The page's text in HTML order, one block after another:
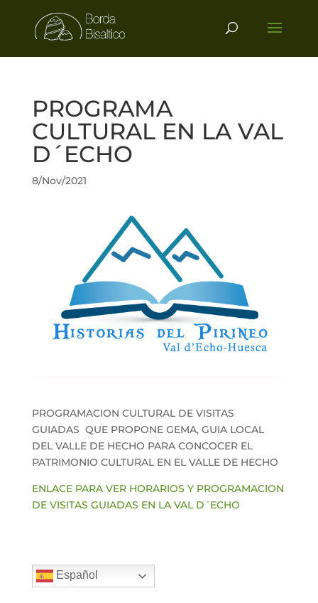
PROGRAMA
CULTURAL EN LA VAL
D´ECHO
8/Nov/2021
PROGRAMACION CULTURAL DE VISITAS
GUIADAS QUE PROPONE GEMA, GUIA LOCAL
DEL VALLE DE HECHO PARA CONCOCER EL
PATRIMONIO CULTURAL EN EL VALLE DE HECHO
ENLACE PARA VER HORARIOS Y PROGRAMACION
DE VISITAS GUIADAS EN LA VAL D´ECHO
Español